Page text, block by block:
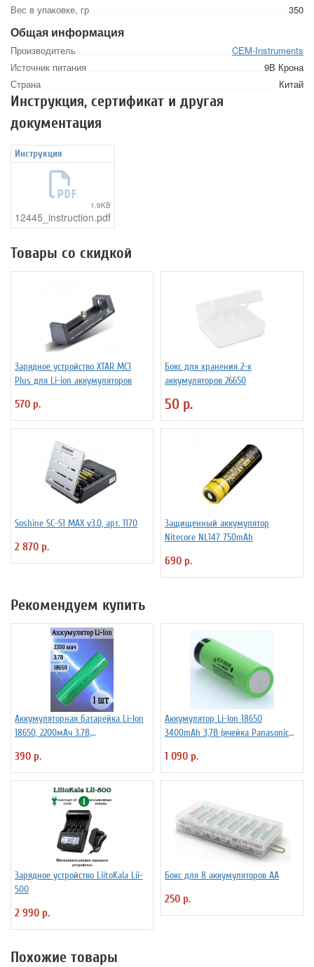
Вес в упаковке, гр
350
Общая информация
Производитель
CEM-Instruments
Источник питания
9В Крона
Страна
Китай
Инструкция, сертификат и другая
документация
Инструкция
1.9KB
12445_instruction.pdf
Товары со скидкой
Зарядное устройство XTAR MC1
Plus для Li-ion аккумуляторов
570 р.
Бокс для хранения 2-х
аккумуляторов 26650
50 р.
Soshine SC-S1 MAX v3.0, арт. 1170
2 870 р.
Защищенный аккумулятор
Niteсore NL147 750mAh
690 р.
Рекомендуем купить
Аккумуляторная батарейка Li-Ion
18650, 2200мАч 3.7В,
390 р.
Аккумулятор Li-Ion 18650
3400mAh 3,7В (ячейка Panasonic
1 090 р.
Зарядное устройство LiitoKala Lii-
500
2 990 р.
Бокс для 8 аккумуляторов АА
250 р.
Похожие товары